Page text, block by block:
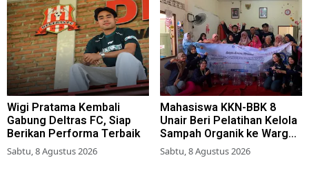
Wigi Pratama Kembali
Gabung Deltras FC, Siap
Berikan Performa Terbaik
Sabtu, 8 Agustus 2026
Mahasiswa KKN-BBK 8
Unair Beri Pelatihan Kelola
Sampah Organik ke Warga
Simokerto Surabaya
Sabtu, 8 Agustus 2026